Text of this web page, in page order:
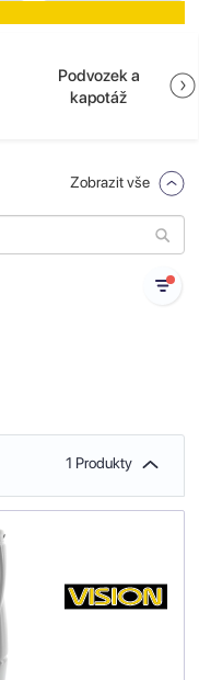
Podvozek a
kapotáž
Zobrazit vše
1 Produkty